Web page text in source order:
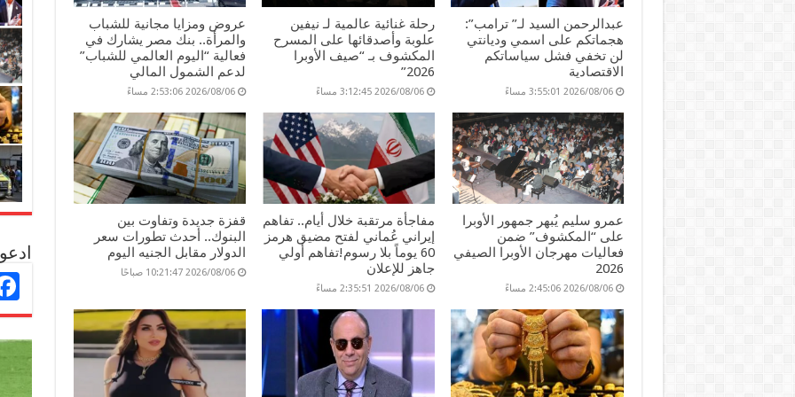
عبدالرحمن السيد لـ” ترامب”:
هجماتكم على اسمي وديانتي
لن تخفي فشل سياساتكم
الاقتصادية
2026/08/06 3:55:01 مساءً
رحلة غنائية عالمية لـ نيفين
علوبة وأصدقائها على المسرح
المكشوف بـ “صيف الأوبرا
2026”
2026/08/06 3:12:45 مساءً
عروض ومزايا مجانية للشباب
والمرأة.. بنك مصر يشارك في
فعالية “اليوم العالمي للشباب”
لدعم الشمول المالي
2026/08/06 2:53:06 مساءً
عمرو سليم يُبهر جمهور الأوبرا
على “المكشوف” ضمن
فعاليات مهرجان الأوبرا الصيفي
2026
2026/08/06 2:45:06 مساءً
مفاجأة مرتقبة خلال أيام.. تفاهم
إيراني عُماني لفتح مضيق هرمز
60 يوماً بلا رسوم!تفاهم أولي
جاهز للإعلان
2026/08/06 2:35:51 مساءً
قفزة جديدة وتفاوت بين
البنوك.. أحدث تطورات سعر
الدولار مقابل الجنيه اليوم
2026/08/06 10:21:47 صباحًا